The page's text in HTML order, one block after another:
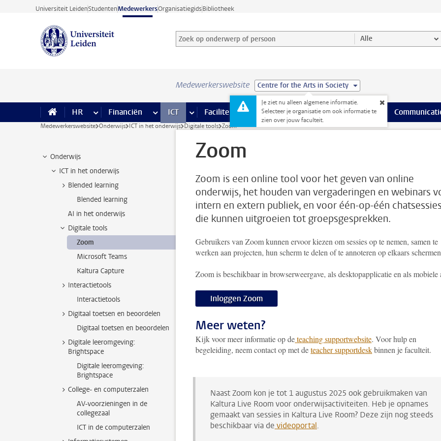
Ga direct naar de inhoud
Universiteit LeidenStudentenMedewerkersOrganisatiegidsBibliotheek
Zoek op onderwerp of persoon en selecteer categorie
Zoekterm Alle
Medewerkerswebsite Centre for the Arts in Society
Je ziet nu alleen algemene informatie.
Selecteer je organisatie om ook informatie te
zien over jouw faculteit.
HR meer HR pagina’s
Financiën meer Financiën pagina’s
ICT meer ICT pagina’s
Faciliteiten meer Faciliteiten pagina’s
Onderwijs meer Onderwijs pagina’s
Onderzoek meer Onderzoek
Medewerkerswebsite Onderwijs ICT in het onderwijs Digitale tools Zoom
Onderwijs
ICT in het onderwijs
Blended learning
Blended learning
AI in het onderwijs
Digitale tools
Zoom
Microsoft Teams
Kaltura Capture
Interactietools
Interactietools
Digitaal toetsen en beoordelen
Digitaal toetsen en beoordelen
Digitale leeromgeving:
Brightspace
Digitale leeromgeving:
Brightspace
College- en computerzalen
AV-voorzieningen in de
collegezaal
ICT in de computerzalen
Zoom
Zoom is een online tool voor het geven van online
onderwijs, het houden van vergaderingen en webinars
intern en extern publiek, en voor één-op-één chatsessies
die kunnen uitgroeien tot groepsgesprekken.
Gebruikers van Zoom kunnen ervoor kiezen om sessies op te nemen, samen te
werken aan projecten, hun scherm te delen of te annoteren op elkaars
Zoom is beschikbaar in browserweergave, als desktopapplicatie en als mobiele
Inloggen Zoom
Meer weten?
Kijk voor meer informatie op deteaching supportwebsite. Voor hulp en
begeleiding, neem contact op met deteacher supportdeskbinnen je faculteit.
Naast Zoom kon je tot 1 augustus 2025 ook gebruikmaken van
Kaltura Live Room voor onderwijsactiviteiten. Heb je opnames
gemaakt van sessies in Kaltura Live Room? Deze zijn nog steeds
beschikbaar via de videoportal.